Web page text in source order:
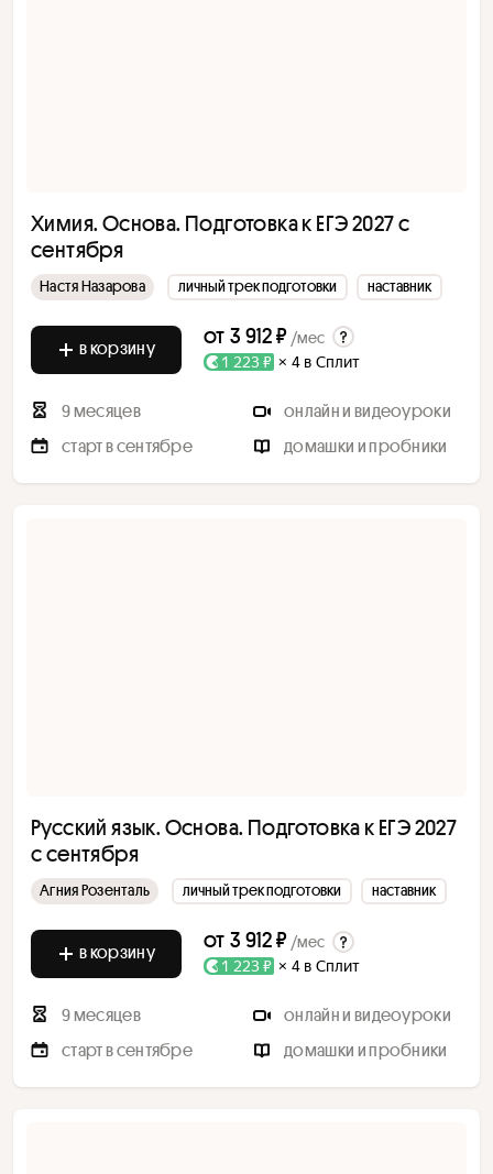
Химия. Основа. Подготовка к ЕГЭ 2027 с
сентября
Настя Назарова личный трек подготовки наставник
в корзину от 3 912 ₽ /мес
1 223 ₽ × 4 в Сплит
9 месяцев
онлайн и видеоуроки
старт в сентябре
домашки и пробники
Русский язык. Основа. Подготовка к ЕГЭ 2027
с сентября
Агния Розенталь личный трек подготовки наставник
в корзину от 3 912 ₽ /мес
1 223 ₽ × 4 в Сплит
9 месяцев
онлайн и видеоуроки
старт в сентябре
домашки и пробники